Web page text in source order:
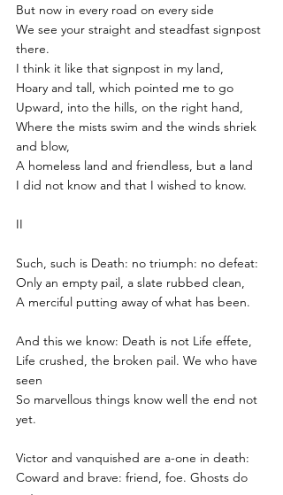
But now in every road on every side
We see your straight and steadfast signpost
there.
I think it like that signpost in my land,
Hoary and tall, which pointed me to go
Upward, into the hills, on the right hand,
Where the mists swim and the winds shriek
and blow,
A homeless land and friendless, but a land
I did not know and that I wished to know.
II
Such, such is Death: no triumph: no defeat:
Only an empty pail, a slate rubbed clean,
A merciful putting away of what has been.
And this we know: Death is not Life effete,
Life crushed, the broken pail. We who have
seen
So marvellous things know well the end not
yet.
Victor and vanquished are a-one in death:
Coward and brave: friend, foe. Ghosts do